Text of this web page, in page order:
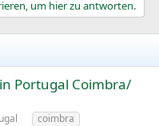
um hier zu antworten.
Portugal Coimbra/
coimbra